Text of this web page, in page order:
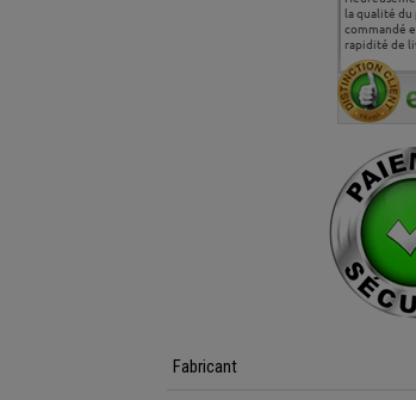
la qualité
commandé
rapidité de
Fabricant